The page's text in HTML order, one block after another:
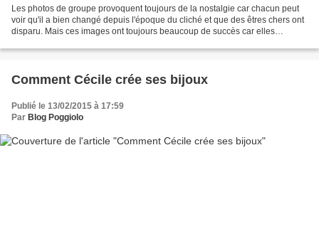
Les photos de groupe provoquent toujours de la nostalgie car chacun peut
voir qu'il a bien changé depuis l'époque du cliché et que des êtres chers ont
disparu. Mais ces images ont toujours beaucoup de succès car elles
Comment Cécile crée ses bijoux
Publié le 13/02/2015 à 17:59
Par Blog Poggiolo